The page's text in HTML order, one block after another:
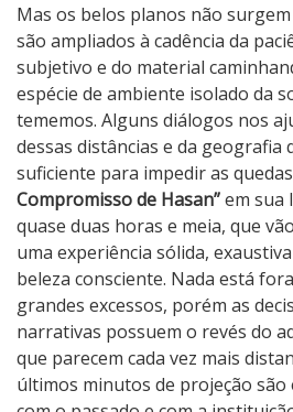
Mas os belos planos não
são ampliados à cadência da
subjetivo e do material
espécie de ambiente isolado da
tememos. Alguns diálogos nos
dessas distâncias e da geografia
suficiente para impedir as
Compromisso de Hasan”em sua
quase duas horas e meia, que
uma experiência sólida,
beleza consciente. Nada está
grandes excessos, porém as
narrativas possuem o revés do
que parecem cada vez mais
últimos minutos de projeção são